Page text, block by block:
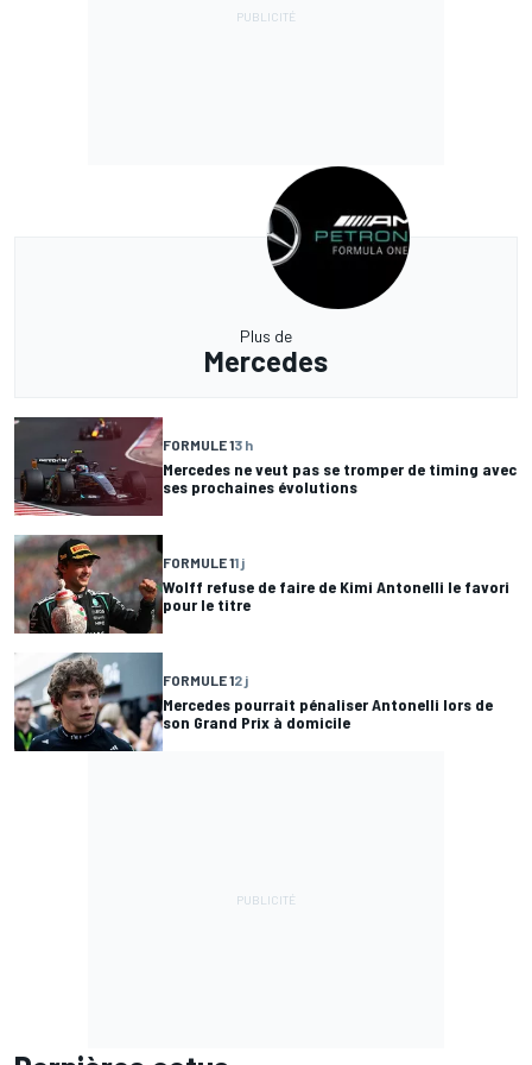
Plus de
Mercedes
FORMULE 13 h
Mercedes ne veut pas se tromper de timing avec
ses prochaines évolutions
FORMULE 11 j
Wolff refuse de faire de Kimi Antonelli le favori
pour le titre
FORMULE 12 j
Mercedes pourrait pénaliser Antonelli lors de
son Grand Prix à domicile